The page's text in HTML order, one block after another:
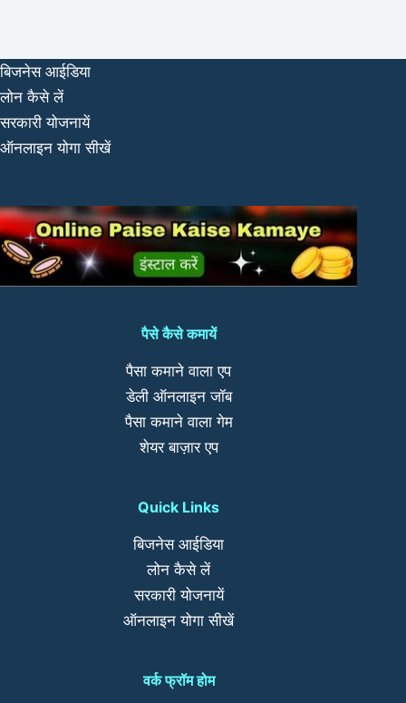
बिजनेस आईडिया
लोन कैसे लें
सरकारी योजनायें
ऑनलाइन योगा सीखें
पैसे कैसे कमायें
पैसा कमाने वाला एप
डेली ऑनलाइन जॉब
पैसा कमाने वाला गेम
शेयर बाज़ार एप
Quick Links
बिजनेस आईडिया
लोन कैसे लें
सरकारी योजनायें
ऑनलाइन योगा सीखें
वर्क फ्रॉम होम